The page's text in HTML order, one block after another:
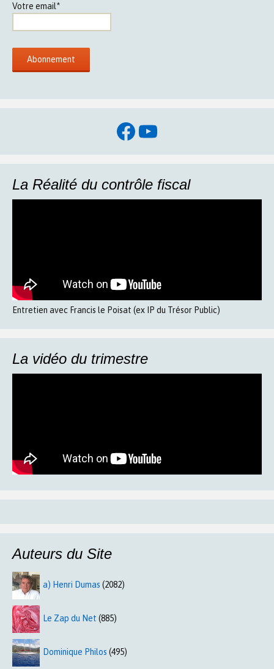
Votre email*
Facebook
YouTube
La Réalité du contrôle fiscal
Entretien avec Francis le Poisat (ex IP du Trésor Public)
La vidéo du trimestre
Auteurs du Site
a) Henri Dumas (2082)
Le Zap du Net (885)
Dominique Philos (495)